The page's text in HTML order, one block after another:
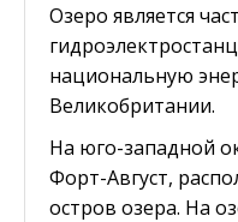
Озеро является
национальную
Великобритании.
На юго-западной
Форт-Август,
остров озера. На